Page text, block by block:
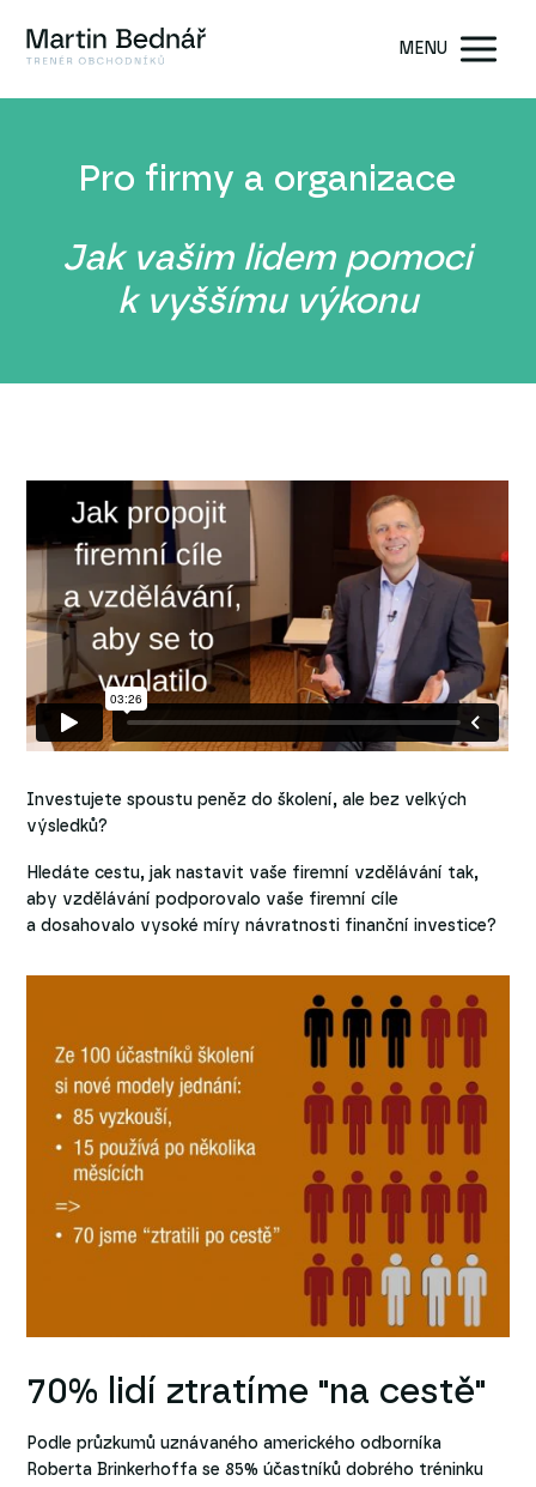
MENU
Pro firmy a organizace
Jak vašim lidem pomoci
k vyššímu výkonu
Investujete spoustu peněz do školení, ale bez velkých
výsledků?
Hledáte cestu, jak nastavit vaše firemní vzdělávání tak,
aby vzdělávání podporovalo vaše firemní cíle
a dosahovalo vysoké míry návratnosti finanční investice?
70% lidí ztratíme "na cestě"
Podle průzkumů uznávaného amerického odborníka
Roberta Brinkerhoffa se 85% účastníků dobrého tréninku